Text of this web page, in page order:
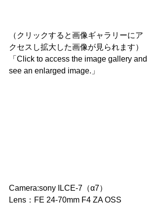
（クリックすると画像ギャラリーにア
クセスし拡大した画像が見られます）
「Click to access the image gallery and
see an enlarged image.」
Camera:sony ILCE-7（α7）
Lens：FE 24-70mm F4 ZA OSS